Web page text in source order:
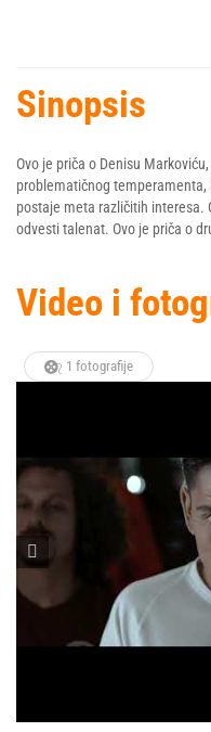
Sinopsis
Ovo je priča o Denisu
problematičnog
postaje meta različitih interesa.
odvesti talenat. Ovo je priča o
Video i
1 fotografije